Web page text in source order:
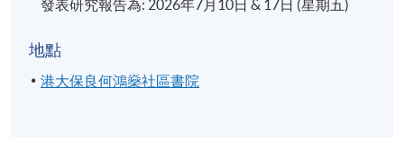
發表研究報告為: 2026年7月10日 & 17日 (星期五)
地點
港大保良何鴻燊社區書院